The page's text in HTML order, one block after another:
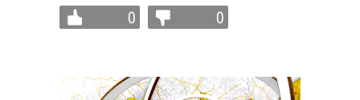
0 0